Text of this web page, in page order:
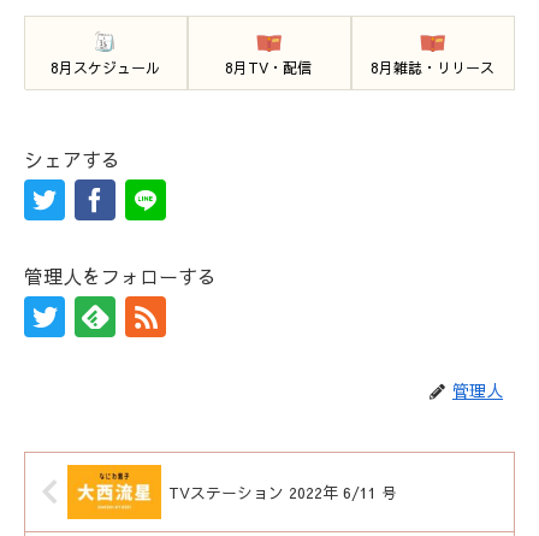
8月スケジュール 8月TV・配信 8月雑誌・リリース
シェアする
管理人をフォローする
管理人
TVステーション 2022年 6/11 号